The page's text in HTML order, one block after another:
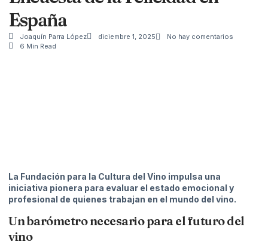
España
Joaquín Parra López diciembre 1, 2025
No hay comentarios
6 Min Read
La Fundación para la Cultura del Vino impulsa una
iniciativa pionera para evaluar el estado emocional y
profesional de quienes trabajan en el mundo del vino.
Un barómetro necesario para el futuro del
vino